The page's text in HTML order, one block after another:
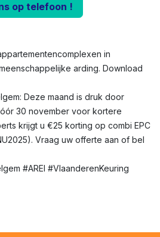
op telefoon !
in
arding. Download
Deze maand is druk door
30 november voor kortere
krijgt u €25 korting op combi EPC
Vraag uw offerte aan of bel
#AREI #VlaanderenKeuring